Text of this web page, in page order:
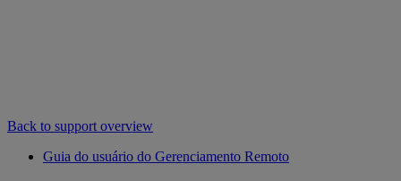
Back to support overview
Guia do usuário do Gerenciamento Remoto